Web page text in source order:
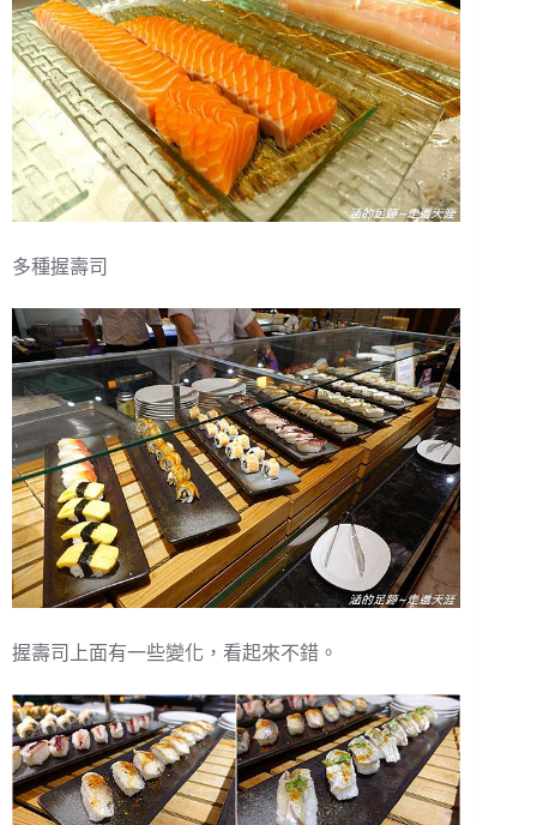
多種握壽司
握壽司上面有一些變化，看起來不錯。